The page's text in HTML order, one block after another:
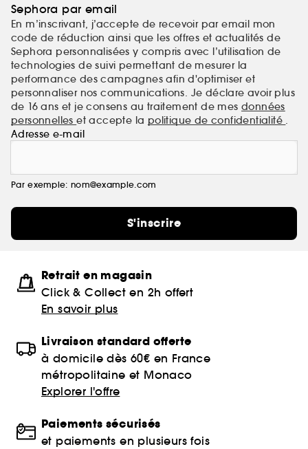
Sephora par email
En m’inscrivant, j’accepte de recevoir par email mon
code de réduction ainsi que les offres et actualités de
Sephora personnalisées y compris avec l’utilisation de
technologies de suivi permettant de mesurer la
performance des campagnes afin d'optimiser et
personnaliser nos communications. Je déclare avoir plus
de 16 ans et je consens au traitement de mes données
personnelleset accepte la politique de confidentialité .
Adresse e-mail
Par exemple: nom@example.com
S'inscrire
Retrait en magasin
Click & Collect en 2h offert
En savoir plus
Livraison standard offerte
à domicile dès 60€ en France
métropolitaine et Monaco
Explorer l'offre
Paiements sécurisés
et paiements en plusieurs fois